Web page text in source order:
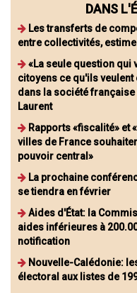
DANS
Les transferts de
entre collectivités, estime
«La seule question qui
citoyens ce qu'ils
dans la société
Laurent
Rapports «fiscalité» et
villes de France
pouvoir central»
La prochaine
se tiendra en février
Aides d'État: la
aides inférieures à
notification
Nouvelle-Calédonie:
électoral aux listes de